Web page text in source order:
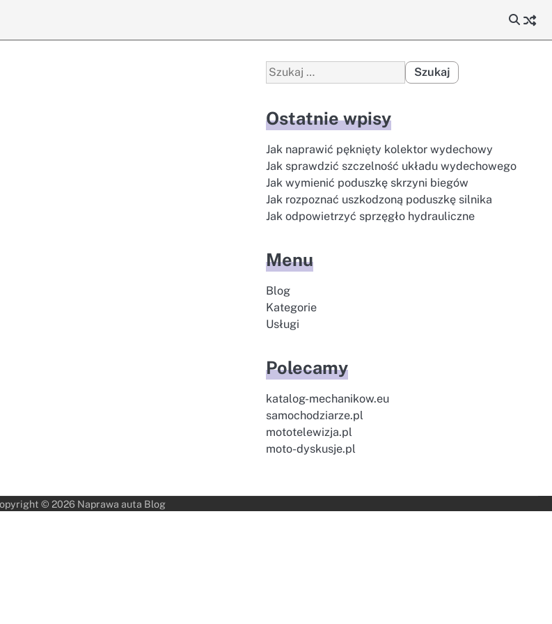
Szukaj:
Ostatnie wpisy
Jak naprawić pęknięty kolektor wydechowy
Jak sprawdzić szczelność układu wydechowego
Jak wymienić poduszkę skrzyni biegów
Jak rozpoznać uszkodzoną poduszkę silnika
Jak odpowietrzyć sprzęgło hydrauliczne
Menu
Blog
Kategorie
Usługi
Polecamy
katalog-mechanikow.eu
samochodziarze.pl
mototelewizja.pl
moto-dyskusje.pl
© 2026 Naprawa auta Blog